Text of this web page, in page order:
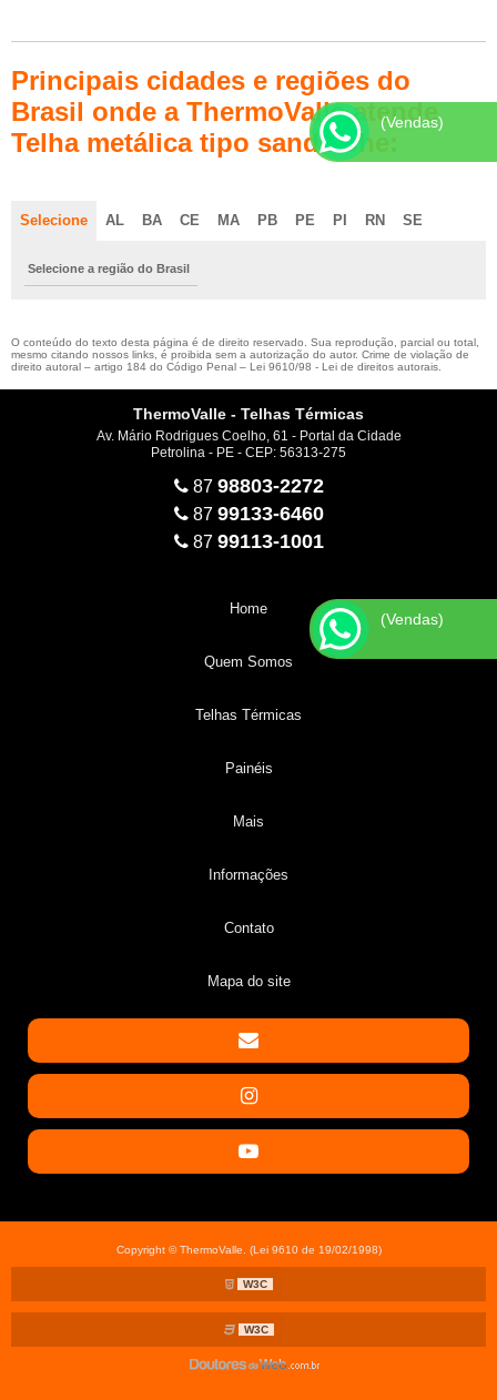
Principais cidades e regiões do
Brasil onde a ThermoValle atende
Telha metálica tipo sanduiche:
Selecione AL BA CE MA PB PE PI RN SE
Selecione a região do Brasil
O conteúdo do texto desta página é de direito reservado. Sua reprodução, parcial ou total,
mesmo citando nossos links, é proibida sem a autorização do autor. Crime de violação de
direito autoral – artigo 184 do Código Penal – Lei 9610/98 - Lei de direitos autorais
ThermoValle - Telhas Térmicas
Av. Mário Rodrigues Coelho, 61 - Portal da Cidade
Petrolina - PE - CEP: 56313-275
87 98803-2272
87 99133-6460
87 99113-1001
Home
Quem Somos
Telhas Térmicas
Painéis
Mais
Informações
Contato
Mapa do site
Copyright © ThermoValle. (Lei 9610 de 19/02/1998)
W3C
W3C
(Vendas)
(Vendas)